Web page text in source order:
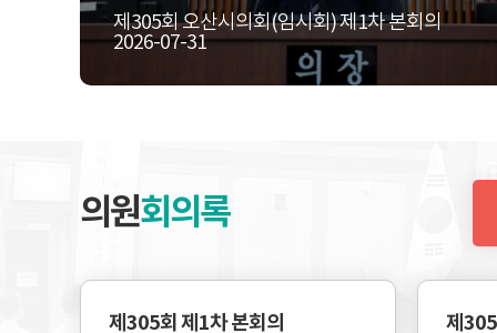
제305회 오산시의회(임시회) 제1차 본회의
2026-07-31
경기마을교육공동체 오산지부 출범식
2026-07-29
2026-07-28
주요사업장 현장방문
2026-07-20
제304회 오산시의회(임시회) 제1차 본회의
2026-07-20
의원회의록
제305회 제1차 본회의 제